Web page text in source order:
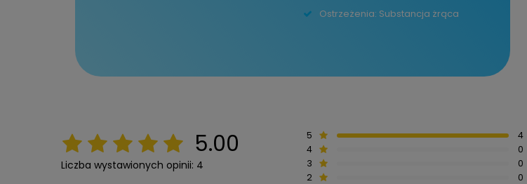
Ostrzeżenia: Substancja żrąca
5.00
Liczba wystawionych opinii: 4
5
4
4
0
3
0
2
0